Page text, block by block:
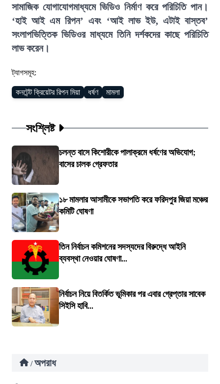
সামাজিক যোগাযোগমাধ্যমে ভিডিও নির্মাণ করে পরিচিতি পান।
‘হাই আই এম রিপন’ এবং ‘আই লাভ ইউ, এটাই বাস্তব’
সংলাপভিত্তিক ভিডিওর মাধ্যমে তিনি দর্শকদের কাছে পরিচিতি
লাভ করেন।
ট্যাগসমূহ:
কনটেন্ট ক্রিয়েটর রিপন মিয়া ধর্ষণ মামলা
সংশ্লিষ্ট
চলন্ত বাসে কিশোরীকে পালাক্রমে ধর্ষণের অভিযোগ;
বাসের চালক গ্রেফতার
১৮ মামলার আসামীকে সভাপতি করে ফরিদপুর জিয়া মঞ্চের
কমিটি ঘোষণা
তিন নির্বাচন কমিশনের সদস্যদের বিরুদ্ধে আইনি
ব্যবস্থা নেওয়ার ঘোষণা...
নির্বাচন নিয়ে বিতর্কিত ভূমিকার পর এবার গ্রেপ্তার সাবেক
সিইসি হাবি...
/ অপরাধ